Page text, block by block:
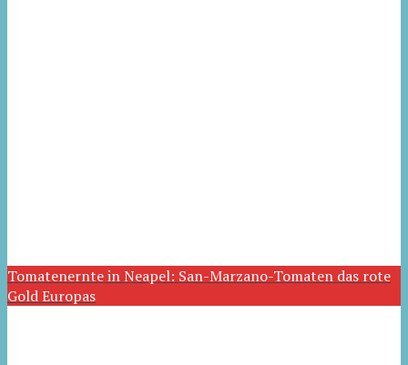
Tomatenernte in Neapel: San-Marzano-Tomaten das rote
Gold Europas